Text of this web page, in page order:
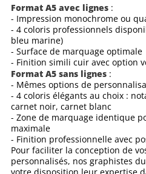
Format A5 avec lignes:
- Impression monochrome ou
- 4 coloris professionnels
bleu marine)
- Surface de marquage optimale
- Finition simili cuir avec option
Format A5 sans lignes:
- Mêmes options de
- 4 coloris élégants au choix :
carnet noir, carnet blanc
- Zone de marquage identique
maximale
- Finition professionnelle avec
Pour faciliter la conception de
personnalisés, nos graphistes du